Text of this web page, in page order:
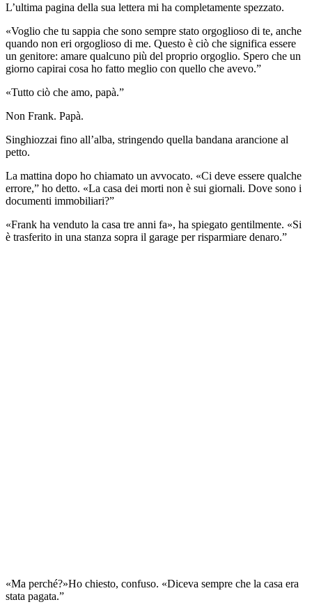
L’ultima pagina della sua lettera mi ha completamente spezzato.
«Voglio che tu sappia che sono sempre stato orgoglioso di te, anche
quando non eri orgoglioso di me. Questo è ciò che significa essere
un genitore: amare qualcuno più del proprio orgoglio. Spero che un
giorno capirai cosa ho fatto meglio con quello che avevo.”
«Tutto ciò che amo, papà.”
Non Frank. Papà.
Singhiozzai fino all’alba, stringendo quella bandana arancione al
petto.
La mattina dopo ho chiamato un avvocato. «Ci deve essere qualche
errore,” ho detto. «La casa dei morti non è sui giornali. Dove sono i
documenti immobiliari?”
«Frank ha venduto la casa tre anni fa», ha spiegato gentilmente. «Si
è trasferito in una stanza sopra il garage per risparmiare denaro.”
«Ma perché?»Ho chiesto, confuso. «Diceva sempre che la casa era
stata pagata.”